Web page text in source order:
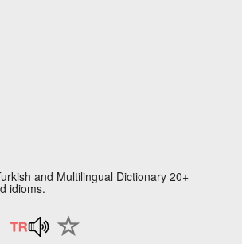
and Multilingual Dictionary 20+
idioms.